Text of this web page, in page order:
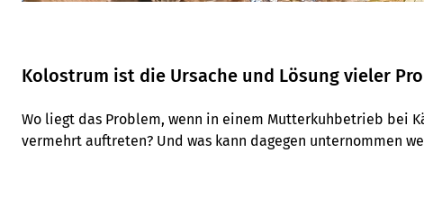
Kolostrum ist die Ursache und Lösung vieler
Wo liegt das Problem, wenn in einem Mutterkuhbetrieb bei
vermehrt auftreten? Und was kann dagegen unternommen